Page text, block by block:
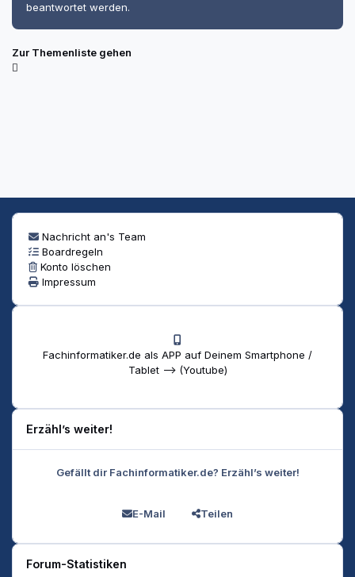
beantwortet werden.
Zur Themenliste gehen
Nachricht an's Team
Boardregeln
Konto löschen
Impressum
Fachinformatiker.de als APP auf Deinem Smartphone /
Tablet --> (Youtube)
Erzähl’s weiter!
Gefällt dir Fachinformatiker.de? Erzähl’s weiter!
E-Mail Teilen
Forum-Statistiken